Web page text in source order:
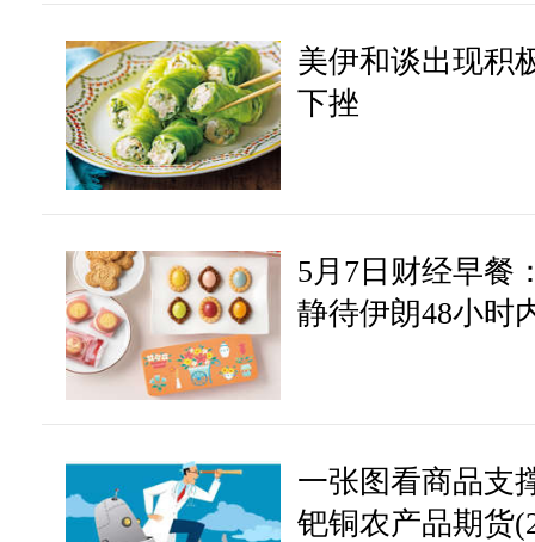
美伊和谈出现积
下挫
5月7日财经早餐
静待伊朗48小时
一张图看商品支
钯铜农产品期货